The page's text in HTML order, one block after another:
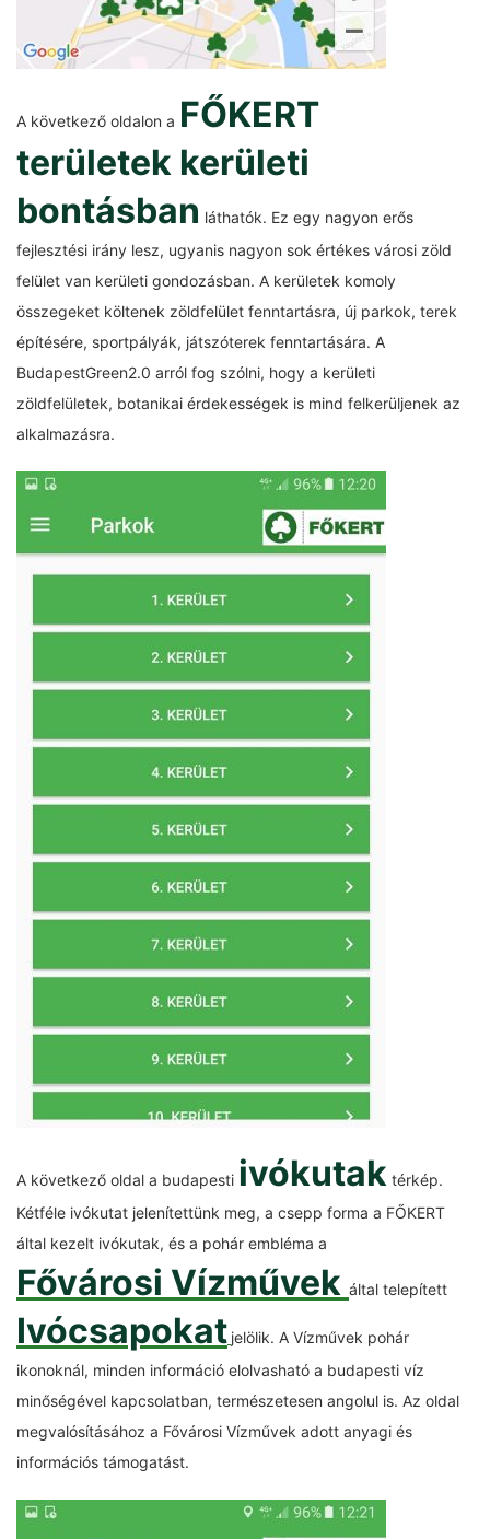
A következő oldalon a FŐKERT
területek kerületi
bontásban láthatók. Ez egy nagyon erős
fejlesztési irány lesz, ugyanis nagyon sok értékes városi zöld
felület van kerületi gondozásban. A kerületek komoly
összegeket költenek zöldfelület fenntartásra, új parkok, terek
építésére, sportpályák, játszóterek fenntartására. A
BudapestGreen2.0 arról fog szólni, hogy a kerületi
zöldfelületek, botanikai érdekességek is mind felkerüljenek az
alkalmazásra.
A következő oldal a budapesti ivókutak térkép.
Kétféle ivókutat jelenítettünk meg, a csepp forma a FŐKERT
által kezelt ivókutak, és a pohár embléma a
Fővárosi Vízművek által telepített
Ivócsapokat jelölik. A Vízművek pohár
ikonoknál, minden információ elolvasható a budapesti víz
minőségével kapcsolatban, természetesen angolul is. Az oldal
megvalósításához a Fővárosi Vízművek adott anyagi és
információs támogatást.